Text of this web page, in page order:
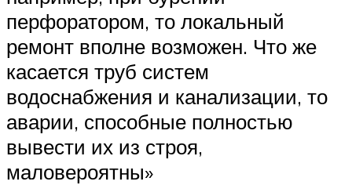
перфоратором, то локальный
ремонт вполне возможен. Что же
касается труб систем
водоснабжения и канализации, то
аварии, способные полностью
вывести их из строя,
маловероятны»